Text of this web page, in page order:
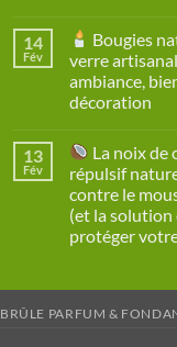
sur
artisanale
vs
bougie
industrielle
comparatif
choc
(2026)
14
Fév
Bougies
verre
ambiance,
décoration
sur
Bougies
naturelles
en
verre
artisanales
être
&
décoration
13
Fév
La noix de
répulsif
contre le
(et la solution
protéger
La
BRÛLE PARFUM &